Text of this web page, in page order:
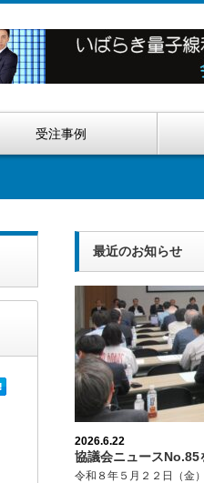
受注事例
最近のお知らせ
2026.6.22
協議会ニュースNo.85
令和８年５月２２日（金